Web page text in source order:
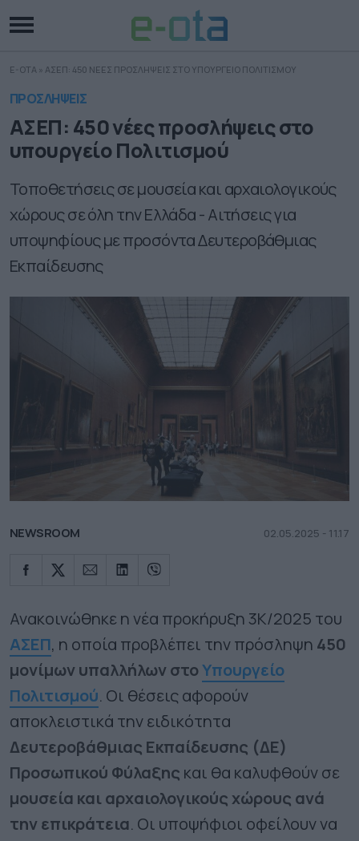
E-OTA » ΑΣΕΠ: 450 ΝΕΕΣ ΠΡΟΣΛΗΨΕΙΣ ΣΤΟ ΥΠΟΥΡΓΕΙΟ ΠΟΛΙΤΙΣΜΟΥ
ΠΡΟΣΛΗΨΕΙΣ
ΑΣΕΠ: 450 νέες προσλήψεις στο
υπουργείο Πολιτισμού
Τοποθετήσεις σε μουσεία και αρχαιολογικούς
χώρους σε όλη την Ελλάδα - Αιτήσεις για
υποψηφίους με προσόντα Δευτεροβάθμιας
Εκπαίδευσης
NEWSROOM 02.05.2025 - 11.17
Ανακοινώθηκε η νέα προκήρυξη 3Κ/2025 του
ΑΣΕΠ, η οποία προβλέπει την πρόσληψη 450
μονίμων υπαλλήλων στοΥπουργείο
Πολιτισμού. Οι θέσεις αφορούν
αποκλειστικά την ειδικότητα
Δευτεροβάθμιας Εκπαίδευσης (ΔΕ)
Προσωπικού Φύλαξης και θα καλυφθούν σε
μουσεία και αρχαιολογικούς χώρους ανά
την επικράτεια. Οι υποψήφιοι οφείλουν να